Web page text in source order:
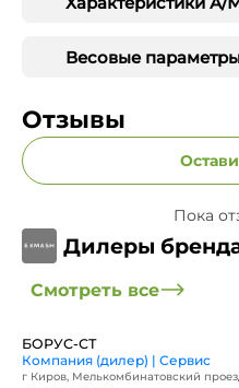
Весовые
Отзывы
Пока
Дилеры
Смотреть все
БОРУС-СТ
Компания (дилер) | Сервис
г Киров, Мелькомбинатовский